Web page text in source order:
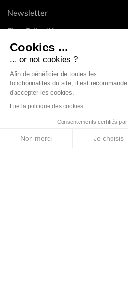
Newsletter
Elan Collectif
PRODUITS
Compotes énergétiques
Barres énergétiques
Pastilles électrolytes
Cookies ...
... or not cookies ?
Afin de bénéficier de toutes les
fonctionnalités du site, il est recommandé
d'accepter les cookies.
Lire la politique des cookies
Consentements certifiés par
Non merci Je choisis